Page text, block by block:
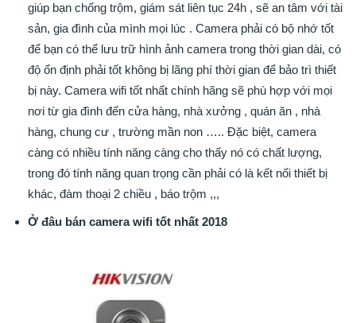
giúp bạn chống trộm, giám sát liên tục 24h , sẽ an tâm với tài
sản, gia đình của mình mọi lúc . Camera phải có bộ nhớ tốt
để bạn có thể lưu trữ hình ảnh camera trong thời gian dài, có
độ ổn định phải tốt không bị lãng phí thời gian để bảo trì thiết
bị này. Camera wifi tốt nhất chính hãng sẽ phù hợp với mọi
nơi từ gia đình đến cửa hàng, nhà xưởng , quán ăn , nhà
hàng, chung cư , trường mần non ….. Đặc biệt, camera
càng có nhiều tính năng càng cho thấy nó có chất lượng,
trong đó tính năng quan trọng cần phải có là kết nối thiết bị
khác, đàm thoại 2 chiều , báo trộm ,,,
Ở đâu bán camera wifi tốt nhất 2018